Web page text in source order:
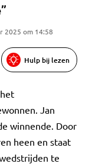
2025 om 14:58
Hulp bij lezen
Jan
winnende. Door
heen en staat
te